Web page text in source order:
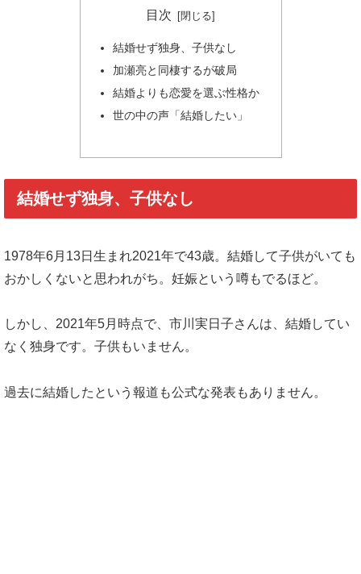
目次
結婚せず独身、子供なし
加瀬亮と同棲するが破局
結婚よりも恋愛を選ぶ性格か
世の中の声「結婚したい」
結婚せず独身、子供なし
1978年6月13日生まれ2021年で43歳。結婚して子供がいても
おかしくないと思われがち。妊娠という噂もでるほど。
しかし、2021年5月時点で、市川実日子さんは、結婚してい
なく独身です。子供もいません。
過去に結婚したという報道も公式な発表もありません。